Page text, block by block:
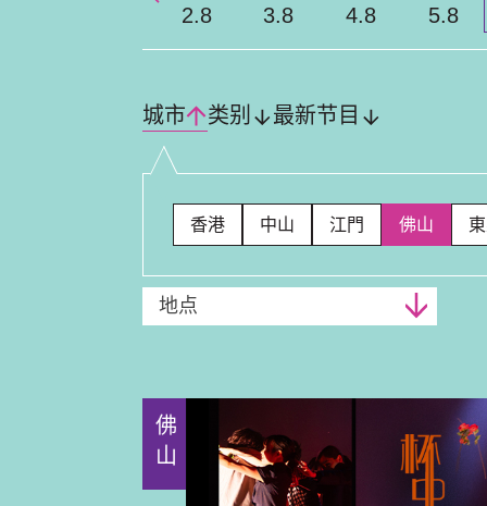
Previous
2.8
3.8 4.8 5.8
城市 类别 最新节目
香港 中山 江門 佛山
地点
佛山